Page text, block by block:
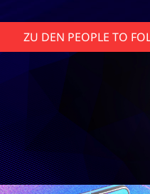
ZU DEN PEOPLE TO